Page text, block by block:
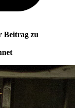
Beitrag zu